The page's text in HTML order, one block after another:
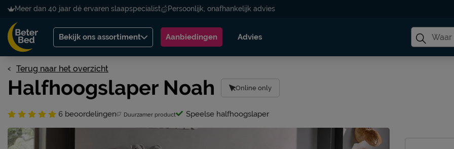
Meer dan 40 jaar dé ervaren slaapspecialist Persoonlijk, onafhankelijk advies
Bekijk ons assortiment Aanbiedingen Advies
Terug naar het overzicht
Halfhoogslaper Noah Online only
6 beoordelingen Duurzamer product Speelse halfhoogslaper